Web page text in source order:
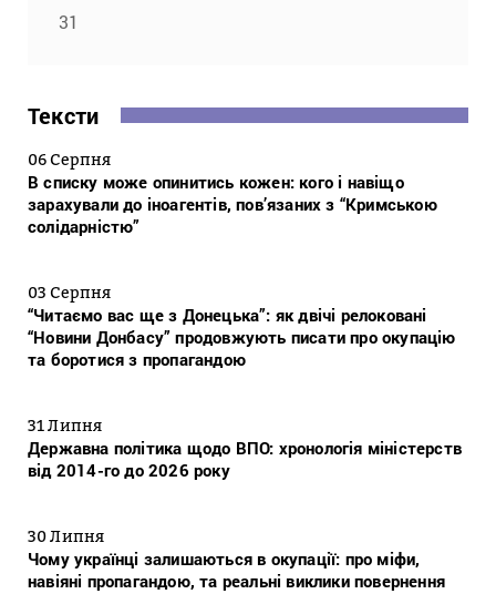
31
Тексти
06 Серпня
В списку може опинитись кожен: кого і навіщо
зарахували до іноагентів, пов’язаних з “Кримською
солідарністю”
03 Серпня
“Читаємо вас ще з Донецька”: як двічі релоковані
“Новини Донбасу” продовжують писати про окупацію
та боротися з пропагандою
31 Липня
Державна політика щодо ВПО: хронологія міністерств
від 2014-го до 2026 року
30 Липня
Чому українці залишаються в окупації: про міфи,
навіяні пропагандою, та реальні виклики повернення